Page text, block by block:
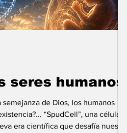
humanos?
de Dios, los humanos
“SpudCell”, una célula
era científica que desafía nuestras